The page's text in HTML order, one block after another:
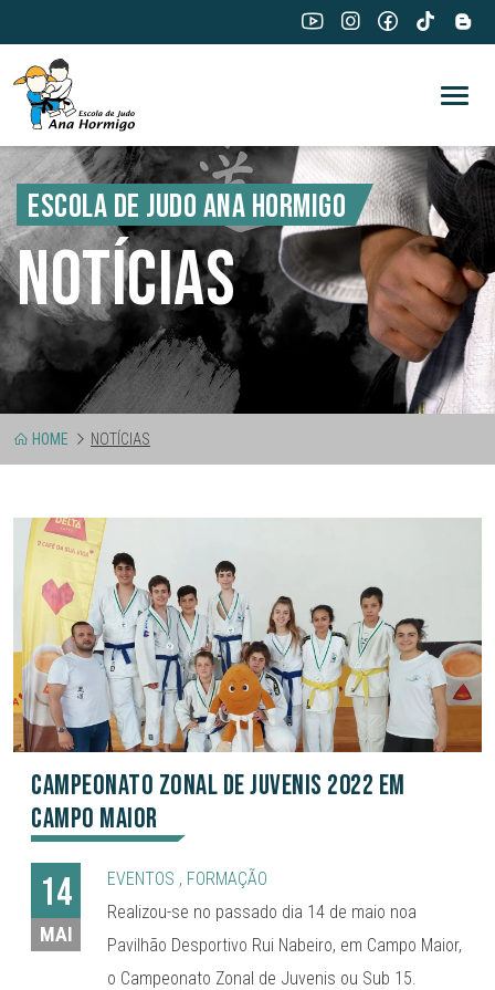
ESCOLA DE JUDO ANA HORMIGO
NOTÍCIAS
HOME NOTÍCIAS
Campeonato Zonal de Juvenis 2022 em
Campo maior
14
MAI
EVENTOS , FORMAÇÃO
Realizou-se no passado dia 14 de maio noa
Pavilhão Desportivo Rui Nabeiro, em Campo Maior,
o Campeonato Zonal de Juvenis ou Sub 15.